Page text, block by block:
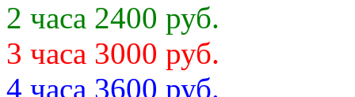
2 часа 2400 руб.
3 часа 3000 руб.
4 часа 3600 руб.